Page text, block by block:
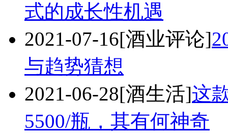
式的成长性机遇
2021-07-16[酒业评论]
与趋势猜想
2021-06-28[酒生活]这
5500/瓶，其有何神奇